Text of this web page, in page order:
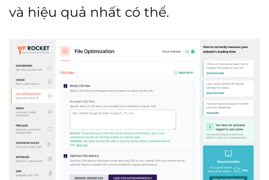
và hiệu quả nhất có thể.